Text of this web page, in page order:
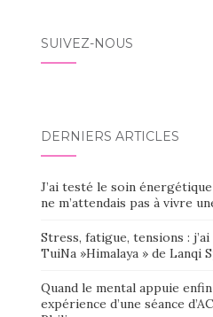
SUIVEZ-NOUS
DERNIERS ARTICLES
J’ai testé le soin
ne m’attendais pas à vivre
Stress, fatigue, tensions :
TuiNa »Himalaya » de Lanqi
Quand le mental appuie
expérience d’une séance